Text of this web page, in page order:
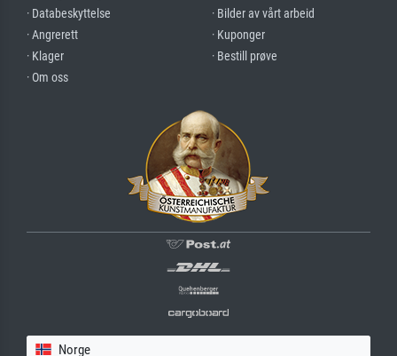
· Databeskyttelse
· Angrerett
· Klager
· Om oss
· Bilder av vårt arbeid
· Kuponger
· Bestill prøve
Norge